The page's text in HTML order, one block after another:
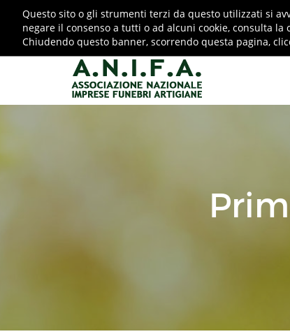
0872719145 info@anifa-
Questo sito o gli strumenti terzi da questo utilizzati si
negare il consenso a tutti o ad alcuni cookie, consulta la
Chiudendo questo banner, scorrendo questa pagina,